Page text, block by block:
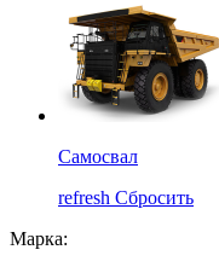
Самосвал
refresh Сбросить
Марка: